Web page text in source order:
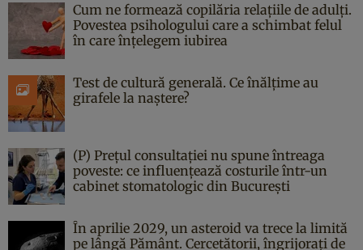
Cum ne formează copilăria relațiile de adulți.
Povestea psihologului care a schimbat felul
în care înțelegem iubirea
Test de cultură generală. Ce înălțime au
girafele la naștere?
(P) Prețul consultației nu spune întreaga
poveste: ce influențează costurile într-un
cabinet stomatologic din București
În aprilie 2029, un asteroid va trece la limită
pe lângă Pământ. Cercetătorii, îngrijorați de